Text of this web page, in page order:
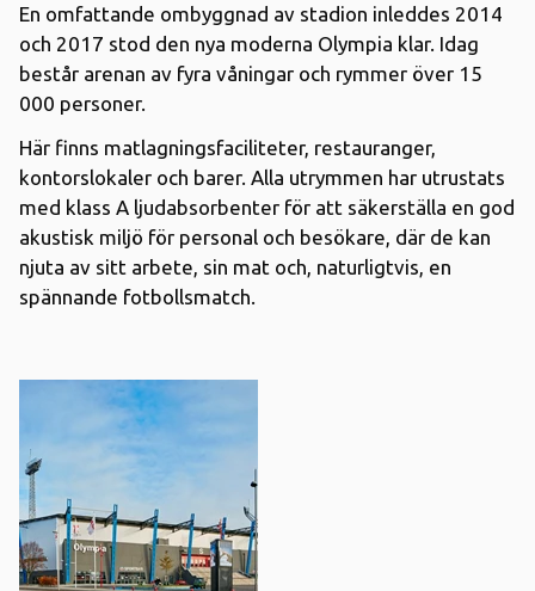
En omfattande ombyggnad av stadion inleddes 2014
och 2017 stod den nya moderna Olympia klar. Idag
består arenan av fyra våningar och rymmer över 15
000 personer.
Här finns matlagningsfaciliteter, restauranger,
kontorslokaler och barer. Alla utrymmen har utrustats
med klass A ljudabsorbenter för att säkerställa en god
akustisk miljö för personal och besökare, där de kan
njuta av sitt arbete, sin mat och, naturligtvis, en
spännande fotbollsmatch.